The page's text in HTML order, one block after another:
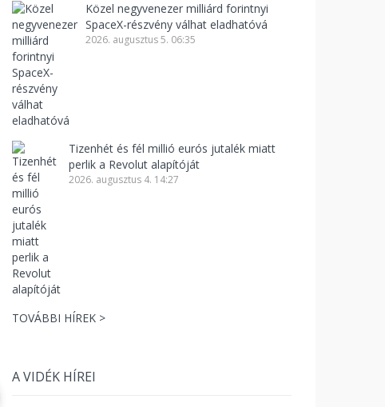
Közel negyvenezer milliárd forintnyi
SpaceX-részvény válhat eladhatóvá
2026. augusztus 5. 06:35
Tizenhét és fél millió eurós jutalék miatt
perlik a Revolut alapítóját
2026. augusztus 4. 14:27
TOVÁBBI HÍREK >
A VIDÉK HÍREI